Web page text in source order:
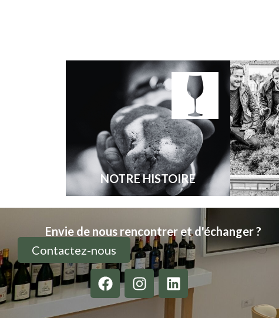
NOTRE HISTOIRE
Envie de nous rencontrer et d'échanger ?
Contactez-nous